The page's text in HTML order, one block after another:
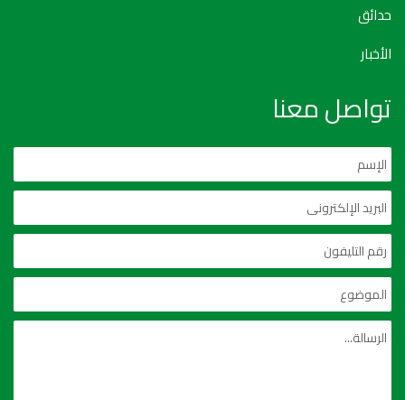
حدائق
الأخبار
تواصل معنا